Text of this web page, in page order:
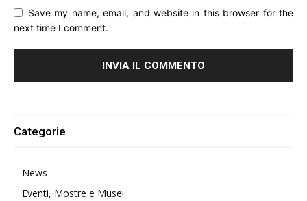
Save my name, email, and website in this browser for the
next time I comment.
Categorie
News
Eventi, Mostre e Musei